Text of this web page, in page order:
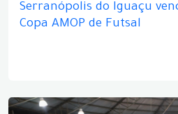
Serranópolis do Iguaçu
Copa AMOP de Futsal